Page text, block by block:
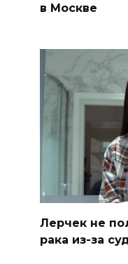
в Москве
Лерчек не
рака из-за